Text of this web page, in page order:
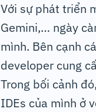
Với sự phát triển
Gemini,… ngày
mình. Bên cạnh
developer cung
Trong bối cảnh
IDEs của mình ở